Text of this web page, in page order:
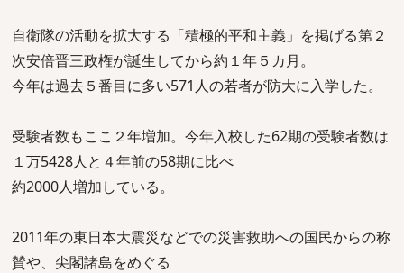
自衛隊の活動を拡大する「積極的平和主義」を掲げる第２
次安倍晋三政権が誕生してから約１年５カ月。
今年は過去５番目に多い571人の若者が防大に入学した。
受験者数もここ２年増加。今年入校した62期の受験者数は
１万5428人と４年前の58期に比べ
約2000人増加している。
2011年の東日本大震災などでの災害救助への国民からの称
賛や、尖閣諸島をめぐる